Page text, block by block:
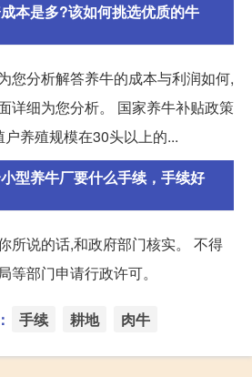
本是多?该如何挑选优质的牛
您分析解答养牛的成本与利润如何,
详细为您分析。 国家养牛补贴政策
养殖规模在30头以上的...
型养牛厂要什么手续，手续好
所说的话,和政府部门核实。 不得
等部门申请行政许可。
手续 耕地 肉牛